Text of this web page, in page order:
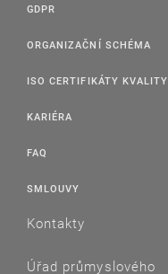
GDPR
ORGANIZAČNÍ SCHÉMA
ISO CERTIFIKÁTY KVALITY
KARIÉRA
FAQ
SMLOUVY
Kontakty
Úřad průmyslového